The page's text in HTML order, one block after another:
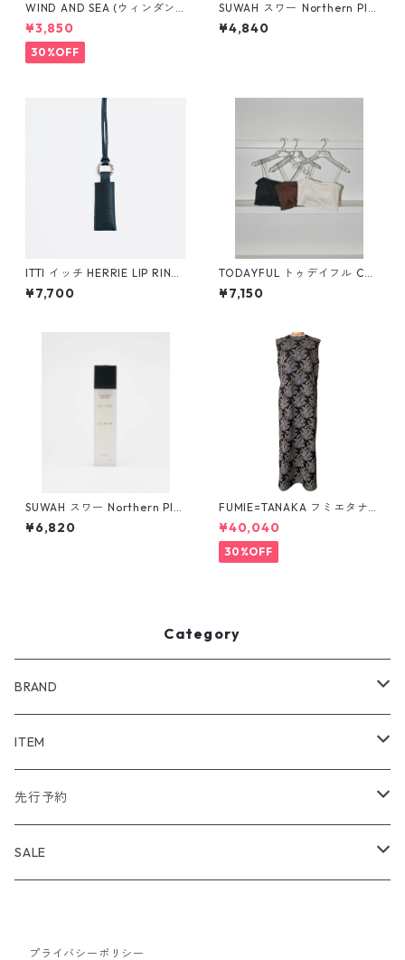
WIND AND SEA (ウィンダン
シー)SMOOTHY x WDS 70%
Child S/S Tee (H_GRAY)
¥3,850
30%OFF
SUWAH スワー ️Northern Pla
cen Mayu Oil
¥4,840
ITTI イッチ HERRIE LIP RING
/ DIPLO FJORD (BLACK)
¥7,700
TODAYFUL トゥデイフル Cup
in Flatseam Bratop 124106
02
¥7,150
SUWAH スワー Northern Pla
cen Mayu Cream
¥6,820
FUMIE=TANAKA フミエタナ
カ flower JQ OP (BLK)F25S-
13
¥40,040
30%OFF
Category
BRAND
WIND AND SEA
アウター
トップス
バッグ
NAISSANCE
アウター
ボトムス
bal
トップス
ITEM
アウター
トップス
先行予約
TODAYFUL 2020 SUMMER
SALE
プライバシーポリシー